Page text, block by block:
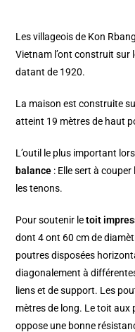
Les villageois de Kon
Vietnam l’ont construit sur
datant de 1920.
La maison est construite
atteint 19 mètres de haut
L’outil le plus important
balance : Elle sert à
les tenons.
Pour soutenir letoit
dont 4 ont 60 cm de
poutres disposées
diagonalement à
liens et de support. Les
mètres de long. Le toit aux
oppose une bonne